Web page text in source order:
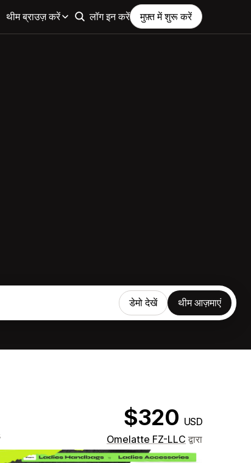
थीम ब्राउज़ करें लॉग इन करें मुफ़्त में शुरू करें
डेमो देखें थीम आज़माएं
$320 USD
Omelatte FZ-LLC द्वारा